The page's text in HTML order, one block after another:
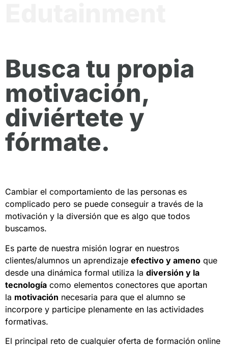
Busca tu propia
motivación,
diviértete y
fórmate.
Cambiar el comportamiento de las personas es
complicado pero se puede conseguir a través de la
motivación y la diversión que es algo que todos
buscamos.
Es parte de nuestra misión lograr en nuestros
clientes/alumnos un aprendizaje efectivo y ameno que
desde una dinámica formal utiliza la diversión y la
tecnología como elementos conectores que aportan
la motivación necesaria para que el alumno se
incorpore y participe plenamente en las actividades
formativas.
El principal reto de cualquier oferta de formación online